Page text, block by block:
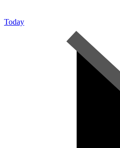
Today